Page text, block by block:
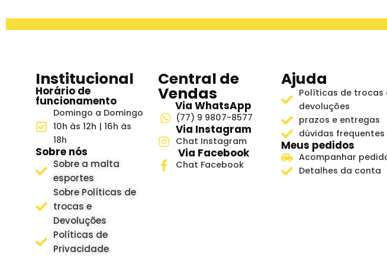
Institucional
Horário de
funcionamento
Domingo a Domingo
10h às 12h | 16h às
18h
Sobre nós
Sobre a malta
esportes
Sobre Políticas de
trocas e
Devoluções
Políticas de
Privacidade
Central de
Vendas
Via WhatsApp
(77) 9 9807-8577
Via Instagram
Chat Instagram
Via Facebook
Chat Facebook
Ajuda
Políticas de trocas
devoluções
prazos e entregas
dúvidas frequentes
Meus pedidos
Acompanhar
Detalhes da conta